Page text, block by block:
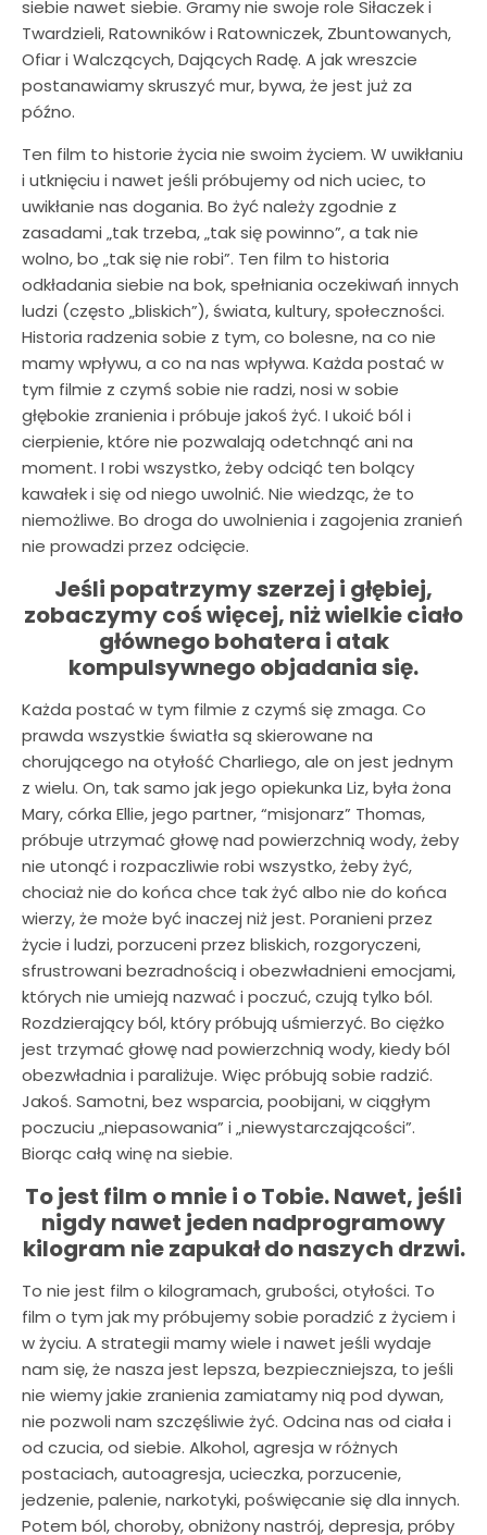
siebie nawet siebie. Gramy nie swoje role Siłaczek i
Twardzieli, Ratowników i Ratowniczek, Zbuntowanych,
Ofiar i Walczących, Dających Radę. A jak wreszcie
postanawiamy skruszyć mur, bywa, że jest już za
późno.
Ten film to historie życia nie swoim życiem. W uwikłaniu
i utknięciu i nawet jeśli próbujemy od nich uciec, to
uwikłanie nas dogania. Bo żyć należy zgodnie z
zasadami „tak trzeba, „tak się powinno”, a tak nie
wolno, bo „tak się nie robi”. Ten film to historia
odkładania siebie na bok, spełniania oczekiwań innych
ludzi (często „bliskich”), świata, kultury, społeczności.
Historia radzenia sobie z tym, co bolesne, na co nie
mamy wpływu, a co na nas wpływa. Każda postać w
tym filmie z czymś sobie nie radzi, nosi w sobie
głębokie zranienia i próbuje jakoś żyć. I ukoić ból i
cierpienie, które nie pozwalają odetchnąć ani na
moment. I robi wszystko, żeby odciąć ten bolący
kawałek i się od niego uwolnić. Nie wiedząc, że to
niemożliwe. Bo droga do uwolnienia i zagojenia zranień
nie prowadzi przez odcięcie.
Jeśli popatrzymy szerzej i głębiej,
zobaczymy coś więcej, niż wielkie ciało
głównego bohatera i atak
kompulsywnego objadania się.
Każda postać w tym filmie z czymś się zmaga. Co
prawda wszystkie światła są skierowane na
chorującego na otyłość Charliego, ale on jest jednym
z wielu. On, tak samo jak jego opiekunka Liz, była żona
Mary, córka Ellie, jego partner, “misjonarz” Thomas,
próbuje utrzymać głowę nad powierzchnią wody, żeby
nie utonąć i rozpaczliwie robi wszystko, żeby żyć,
chociaż nie do końca chce tak żyć albo nie do końca
wierzy, że może być inaczej niż jest. Poranieni przez
życie i ludzi, porzuceni przez bliskich, rozgoryczeni,
sfrustrowani bezradnością i obezwładnieni emocjami,
których nie umieją nazwać i poczuć, czują tylko ból.
Rozdzierający ból, który próbują uśmierzyć. Bo ciężko
jest trzymać głowę nad powierzchnią wody, kiedy ból
obezwładnia i paraliżuje. Więc próbują sobie radzić.
Jakoś. Samotni, bez wsparcia, poobijani, w ciągłym
poczuciu „niepasowania” i „niewystarczającości”.
Biorąc całą winę na siebie.
To jest film o mnie i o Tobie. Nawet, jeśli
nigdy nawet jeden nadprogramowy
kilogram nie zapukał do naszych drzwi.
To nie jest film o kilogramach, grubości, otyłości. To
film o tym jak my próbujemy sobie poradzić z życiem i
w życiu. A strategii mamy wiele i nawet jeśli wydaje
nam się, że nasza jest lepsza, bezpieczniejsza, to jeśli
nie wiemy jakie zranienia zamiatamy nią pod dywan,
nie pozwoli nam szczęśliwie żyć. Odcina nas od ciała i
od czucia, od siebie. Alkohol, agresja w różnych
postaciach, autoagresja, ucieczka, porzucenie,
jedzenie, palenie, narkotyki, poświęcanie się dla innych.
Potem ból, choroby, obniżony nastrój, depresja, próby